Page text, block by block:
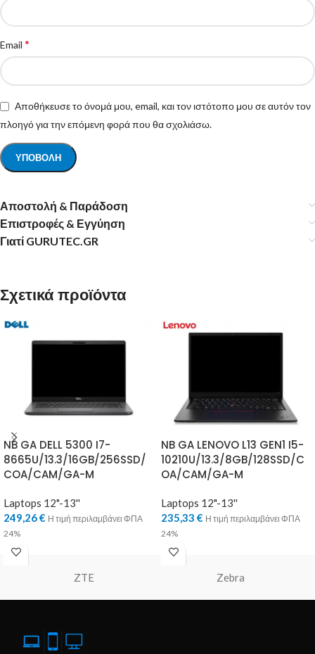
Email *
Αποθήκευσε το όνομά μου, email, και τον ιστότοπο μου σε αυτόν τον
πλοηγό για την επόμενη φορά που θα σχολιάσω.
Αποστολή & Παράδοση
Επιστροφές & Εγγύηση
Γιατί GURUTEC.GR
Σχετικά προϊόντα
NB GA DELL 5300 I7-
8665U/13.3/16GB/256SSD/
COA/CAM/GA-M
Laptops 12"-13''
249,26€ Η τιμή περιλαμβάνει ΦΠΑ
24%
NB GA LENOVO L13 GEN1 I5-
10210U/13.3/8GB/128SSD/C
OA/CAM/GA-M
Laptops 12"-13''
235,33 € Η τιμή περιλαμβάνει ΦΠΑ
24%
ZTE Zebra